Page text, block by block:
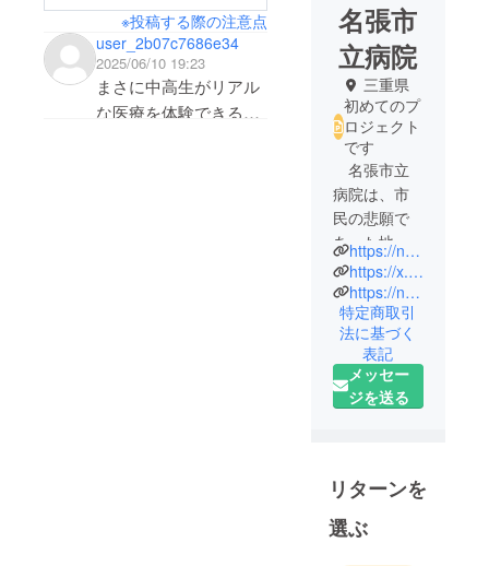
※投稿する際の注意点
user_2b07c7686e34
2025/06/10 19:23
まさに中高生がリアル
な医療を体験できるイ
名張市
立病院
三重県
初めてのプ
ロジェクト
です
名張市立
病院は、市
民の悲願で
あった地域
医療を担う
市民病院と
して、平成9
年4月21日に
病床数200床
で開設しま
した。地域
心・安全を
守る二次救
急医療の確
https://nabari-city-hospital.jp/
https://x.com/NabariHospital?ref_src=twsrc%5Etfw
https://nabarikodomomedica.wixsite.com/4th-junior
特定商取引
法に基づく
表記
メッセー
ジを送る
リターンを
選ぶ